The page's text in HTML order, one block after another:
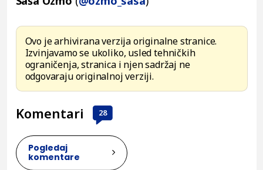
Ovo je arhivirana verzija originalne stranice.
Izvinjavamo se ukoliko, usled tehničkih
ograničenja, stranica i njen sadržaj ne
odgovaraju originalnoj verziji.
Komentari 28
Pogledaj
komentare